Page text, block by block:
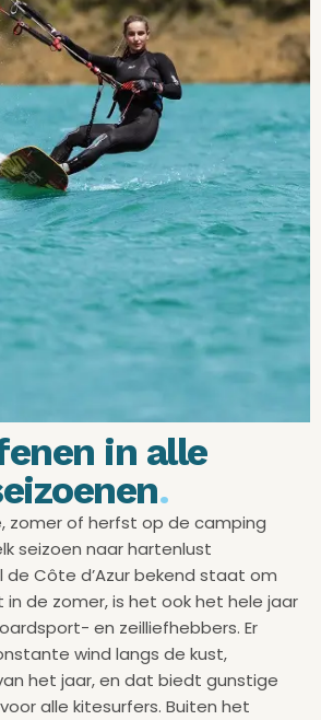
in alle
.
zomer of herfst op de camping
seizoen naar hartenlust
de Côte d’Azur bekend staat om
in de zomer, is het ook het hele jaar
en zeilliefhebbers. Er
wind langs de kust,
het jaar, en dat biedt gunstige
alle kitesurfers. Buiten het